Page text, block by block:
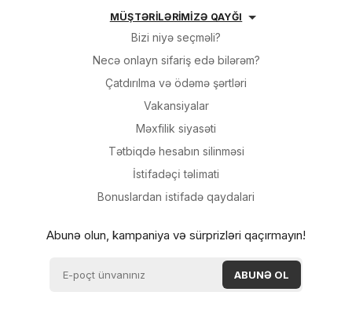
MÜŞTƏRİLƏRİMİZƏ QAYĞI
Bizi niyə seçməli?
Necə onlayn sifariş edə bilərəm?
Çatdırılma və ödəmə şərtləri
Vakansiyalar
Məxfilik siyasəti
Tətbiqdə hesabın silinməsi
İsti̇fadəçi̇ təli̇mati
Bonuslardan i̇sti̇fadə qaydalari
Abunə olun, kampaniya və sürprizləri qaçırmayın!